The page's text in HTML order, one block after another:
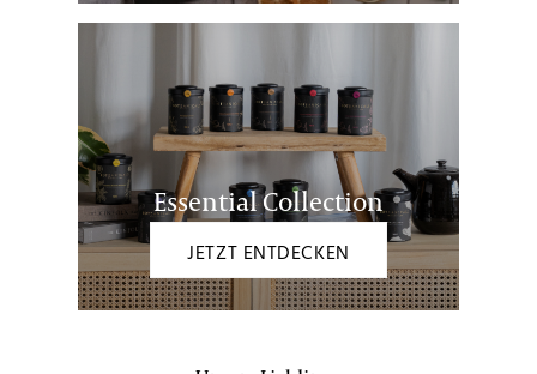
Essential Collection
JETZT ENTDECKEN